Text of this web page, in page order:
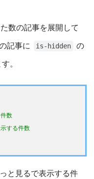
数の記事を展開して
記事に is-hidden の
。
数
する件数
と見るで表示する件